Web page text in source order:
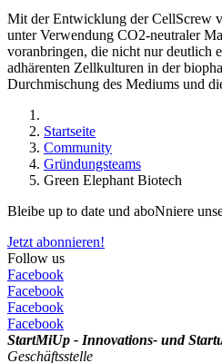
Mit der Entwicklung der CellScrew
unter Verwendung CO2-neutraler
voranbringen, die nicht nur deutlich
adhärenten Zellkulturen in der
Durchmischung des Mediums und
Startseite
Community
Gründungsteams
Green Elephant Biotech
Bleibe up to date und aboNniere
Jetzt abonnieren!
Follow us
Facebook
Facebook
Facebook
Facebook
StartMiUp - Innovations- und
Geschäftsstelle